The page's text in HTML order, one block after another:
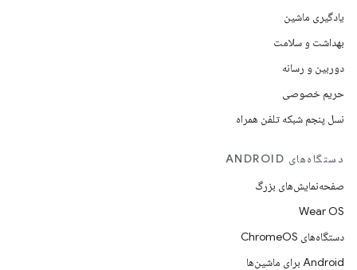
یادگیری ماشین
بهداشت و سلامت
دوربین و رسانه
حریم خصوصی
نسل پنجم شبکه تلفن همراه
دستگاه‌های ANDROID
صفحه‌نمایش‌های بزرگ
Wear OS
دستگاه‌های ChromeOS
Android برای ماشین‌ها